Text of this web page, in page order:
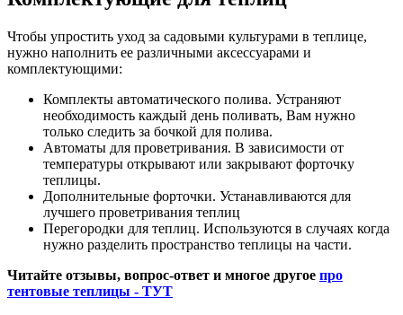
Чтобы упростить уход за садовыми культурами в теплице,
нужно наполнить ее различными аксессуарами и
комплектующими:
Комплекты автоматического полива. Устраняют
необходимость каждый день поливать, Вам нужно
только следить за бочкой для полива.
Автоматы для проветривания. В зависимости от
температуры открывают или закрывают форточку
теплицы.
Дополнительные форточки. Устанавливаются для
лучшего проветривания теплиц
Перегородки для теплиц. Используются в случаях когда
нужно разделить пространство теплицы на части.
Читайте отзывы, вопрос-ответ и многое другое про
тентовые теплицы - ТУТ